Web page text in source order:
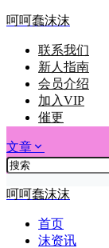
呵呵蠢沫沫
联系我们
新人指南
会员介绍
加入VIP
催更
文章
呵呵蠢沫沫
首页
沫资讯